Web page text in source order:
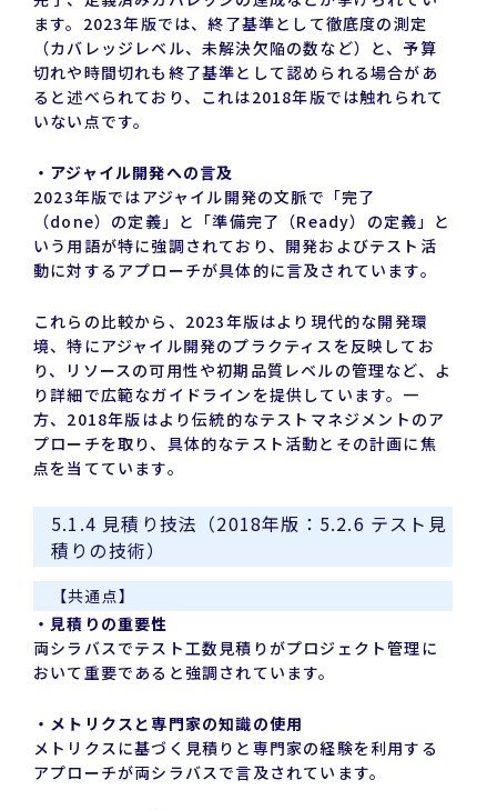
ます。2023年版では、終了基準として徹底度の測定
（カバレッジレベル、未解決欠陥の数など）と、予算
切れや時間切れも終了基準として認められる場合があ
ると述べられており、これは2018年版では触れられて
いない点です。
・アジャイル開発への言及
2023年版ではアジャイル開発の文脈で「完了
（done）の定義」と「準備完了（Ready）の定義」と
いう用語が特に強調されており、開発およびテスト活
動に対するアプローチが具体的に言及されています。
これらの比較から、2023年版はより現代的な開発環
境、特にアジャイル開発のプラクティスを反映してお
り、リソースの可用性や初期品質レベルの管理など、よ
り詳細で広範なガイドラインを提供しています。一
方、2018年版はより伝統的なテストマネジメントのア
プローチを取り、具体的なテスト活動とその計画に焦
点を当てています。
5.1.4 見積り技法（2018年版：5.2.6 テスト見
積りの技術）
【共通点】
・見積りの重要性
両シラバスでテスト工数見積りがプロジェクト管理に
おいて重要であると強調されています。
・メトリクスと専門家の知識の使用
メトリクスに基づく見積りと専門家の経験を利用する
アプローチが両シラバスで言及されています。